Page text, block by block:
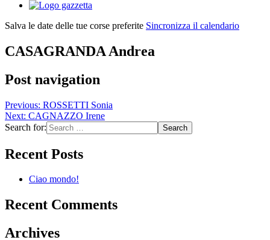
Salva le date delle tue corse preferite Sincronizza il calendario
CASAGRANDA Andrea
Post navigation
Previous: ROSSETTI Sonia
Next: CAGNAZZO Irene
Search for:
Recent Posts
Ciao mondo!
Recent Comments
Archives